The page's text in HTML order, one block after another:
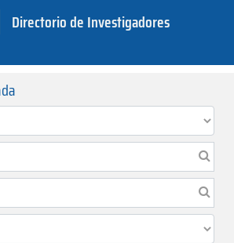
Directorio de Investigadores